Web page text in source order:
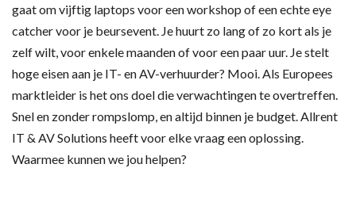
gaat om vijftig laptops voor een workshop of een echte eye
catcher voor je beursevent. Je huurt zo lang of zo kort als je
zelf wilt, voor enkele maanden of voor een paar uur. Je stelt
hoge eisen aan je IT- en AV-verhuurder? Mooi. Als Europees
marktleider is het ons doel die verwachtingen te overtreffen.
Snel en zonder rompslomp, en altijd binnen je budget. Allrent
IT & AV Solutions heeft voor elke vraag een oplossing.
Waarmee kunnen we jou helpen?